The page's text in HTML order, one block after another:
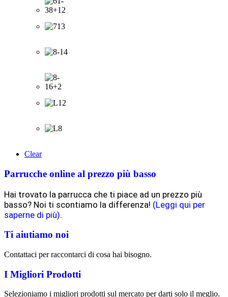
Clear
Parrucche online al prezzo più basso
Hai trovato la parrucca che ti piace ad un prezzo più
basso? Noi ti scontiamo la differenza! (Leggi qui per
saperne di più).
Ti aiutiamo noi
Contattaci per raccontarci di cosa hai bisogno.
I Migliori Prodotti
Selezioniamo i migliori prodotti sul mercato per darti solo il meglio.